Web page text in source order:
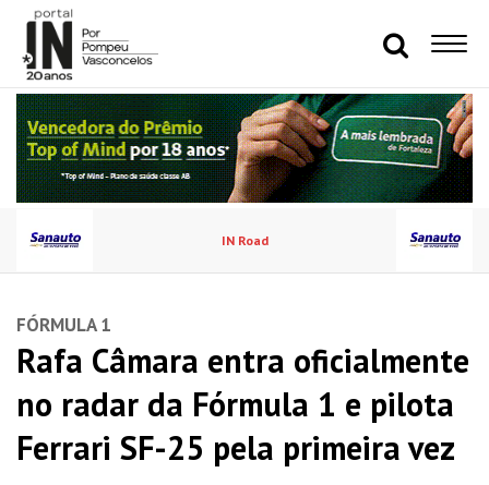
IN Road
FÓRMULA 1
Rafa Câmara entra oficialmente
no radar da Fórmula 1 e pilota
Ferrari SF-25 pela primeira vez